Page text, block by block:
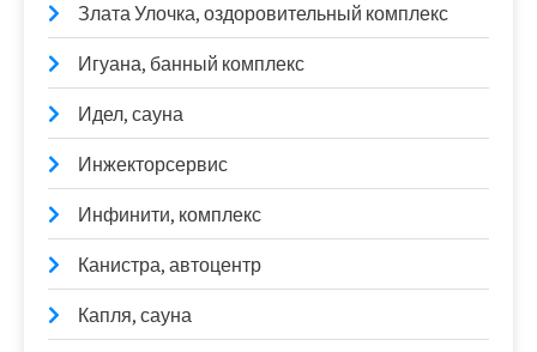
Злата Улочка, оздоровительный комплекс
Игуана, банный комплекс
Идел, сауна
Инжекторсервис
Инфинити, комплекс
Канистра, автоцентр
Капля, сауна